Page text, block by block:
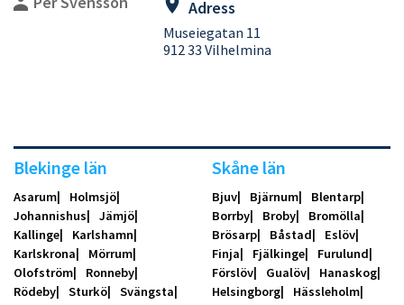
Adress
Museiegatan 11
912 33 Vilhelmina
Blekinge län
Asarum
Holmsjö
Johannishus
Jämjö
Kallinge
Karlshamn
Karlskrona
Mörrum
Olofström
Ronneby
Rödeby
Sturkö
Svängsta
Skåne län
Bjuv Bjärnum
Blentarp
Borrby
Broby
Bromölla
Brösarp
Båstad
Eslöv
Finja
Fjälkinge
Furulund
Förslöv
Gualöv
Hanaskog
Helsingborg
Hässleholm